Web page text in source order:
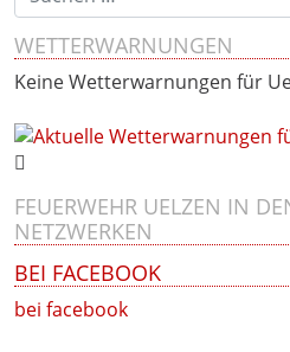
WETTERWARNUNGEN
Keine Wetterwarnungen für
FEUERWEHR UELZEN IN
NETZWERKEN
BEI FACEBOOK
bei facebook